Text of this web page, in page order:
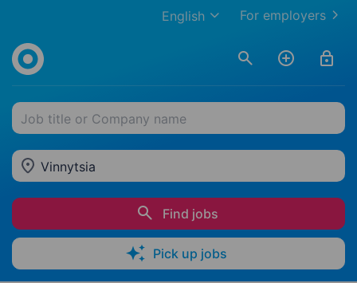
For employers
English
Job title or Company name
Vinnytsia
Find jobs
Pick up jobs